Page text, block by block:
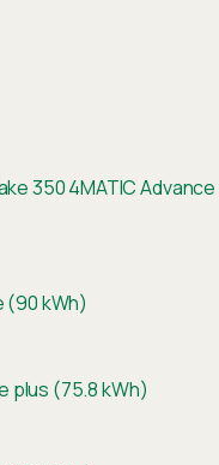
350 4MATIC Advance
(90 kWh)
plus (75.8 kWh)